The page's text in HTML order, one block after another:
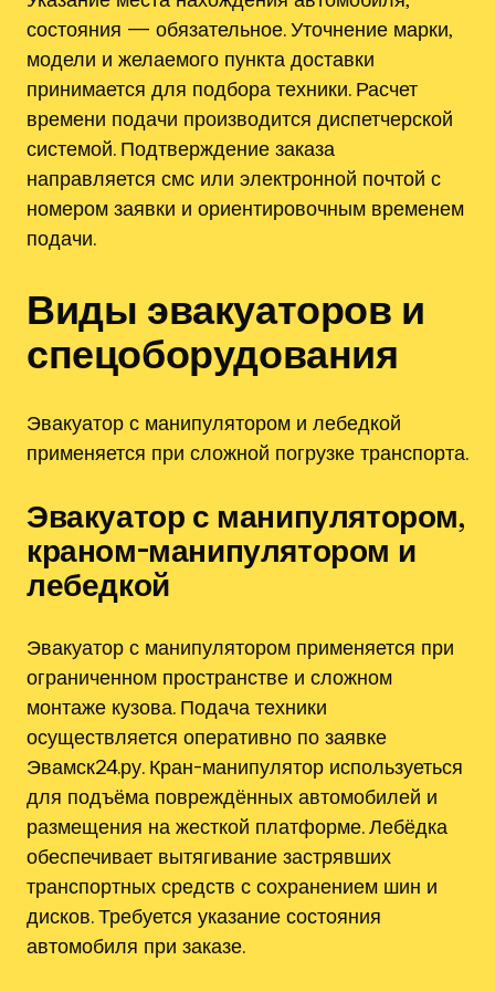
состояния — обязательное. Уточнение марки,
модели и желаемого пункта доставки
принимается для подбора техники. Расчет
времени подачи производится диспетчерской
системой. Подтверждение заказа
направляется смс или электронной почтой с
номером заявки и ориентировочным временем
подачи.
Виды эвакуаторов и
спецоборудования
Эвакуатор с манипулятором и лебедкой
применяется при сложной погрузке транспорта.
Эвакуатор с манипулятором,
краном-манипулятором и
лебедкой
Эвакуатор с манипулятором применяется при
ограниченном пространстве и сложном
монтаже кузова. Подача техники
осуществляется оперативно по заявке
Эвамск24.ру. Кран-манипулятор используеться
для подъёма повреждённых автомобилей и
размещения на жесткой платформе. Лебёдка
обеспечивает вытягивание застрявших
транспортных средств с сохранением шин и
дисков. Требуется указание состояния
автомобиля при заказе.